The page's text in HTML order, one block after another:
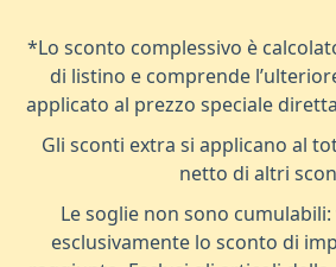
*Lo sconto complessivo è
di listino e comprende
applicato al prezzo speciale
Gli sconti extra si applicano al
netto di altri
Le soglie non sono
esclusivamente lo sconto di